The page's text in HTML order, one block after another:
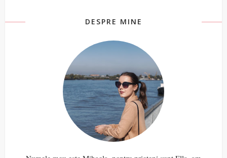
DESPRE MINE